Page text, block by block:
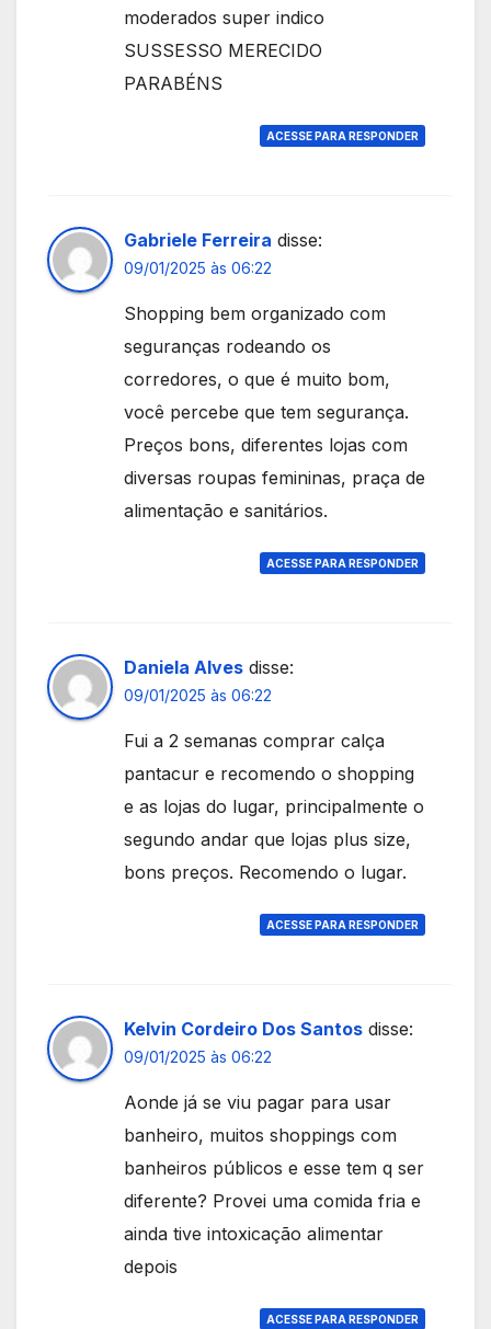
moderados super indico
SUSSESSO MERECIDO
PARABÉNS
ACESSE PARA RESPONDER
Gabriele Ferreira disse:
09/01/2025 às 06:22
Shopping bem organizado com
seguranças rodeando os
corredores, o que é muito bom,
você percebe que tem segurança.
Preços bons, diferentes lojas com
diversas roupas femininas, praça de
alimentação e sanitários.
ACESSE PARA RESPONDER
Daniela Alves disse:
09/01/2025 às 06:22
Fui a 2 semanas comprar calça
pantacur e recomendo o shopping
e as lojas do lugar, principalmente o
segundo andar que lojas plus size,
bons preços. Recomendo o lugar.
ACESSE PARA RESPONDER
Kelvin Cordeiro Dos Santos disse:
09/01/2025 às 06:22
Aonde já se viu pagar para usar
banheiro, muitos shoppings com
banheiros públicos e esse tem q ser
diferente? Provei uma comida fria e
ainda tive intoxicação alimentar
depois
ACESSE PARA RESPONDER